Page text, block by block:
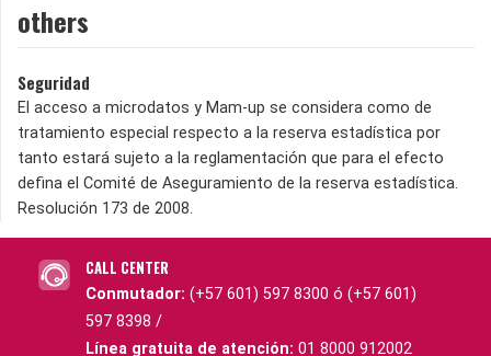
others
Seguridad
El acceso a microdatos y Mam-up se considera como de
tratamiento especial respecto a la reserva estadística por
tanto estará sujeto a la reglamentación que para el efecto
defina el Comité de Aseguramiento de la reserva estadística.
Resolución 173 de 2008.
CALL CENTER
Conmutador: (+57 601) 597 8300 ó (+57 601)
597 8398 /
Línea gratuita de atención: 01 8000 912002